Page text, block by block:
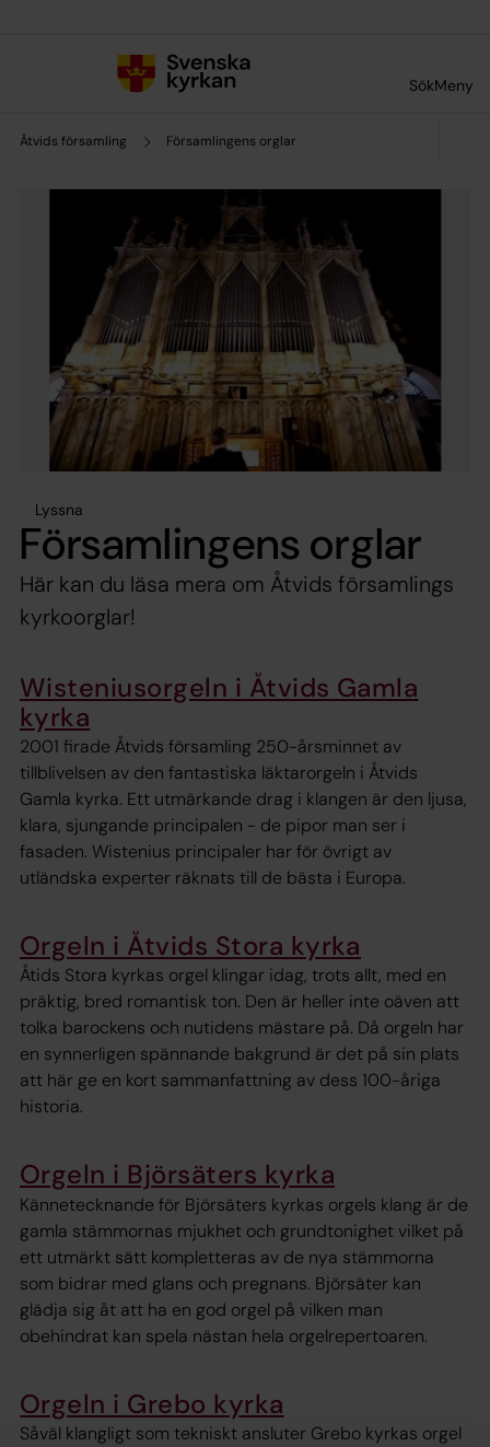
SökMeny
Åtvids församling Församlingens orglar
Lyssna
Församlingens orglar
Här kan du läsa mera om Åtvids församlings
kyrkoorglar!
Wisteniusorgeln i Åtvids Gamla
kyrka
2001 firade Åtvids församling 250-årsminnet av
tillblivelsen av den fantastiska läktarorgeln i Åtvids
Gamla kyrka. Ett utmärkande drag i klangen är den ljusa,
klara, sjungande principalen - de pipor man ser i
fasaden. Wistenius principaler har för övrigt av
utländska experter räknats till de bästa i Europa.
Orgeln i Åtvids Stora kyrka
Åtids Stora kyrkas orgel klingar idag, trots allt, med en
präktig, bred romantisk ton. Den är heller inte oäven att
tolka barockens och nutidens mästare på. Då orgeln har
en synnerligen spännande bakgrund är det på sin plats
att här ge en kort sammanfattning av dess 100-åriga
historia.
Orgeln i Björsäters kyrka
Kännetecknande för Björsäters kyrkas orgels klang är de
gamla stämmornas mjukhet och grundtonighet vilket på
ett utmärkt sätt kompletteras av de nya stämmorna
som bidrar med glans och pregnans. Björsäter kan
glädja sig åt att ha en god orgel på vilken man
obehindrat kan spela nästan hela orgelrepertoaren.
Orgeln i Grebo kyrka
Såväl klangligt som tekniskt ansluter Grebo kyrkas orgel